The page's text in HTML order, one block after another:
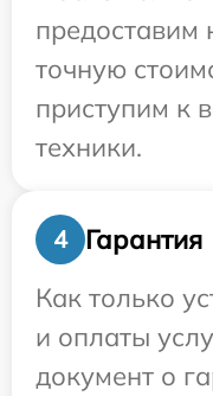
предоставим
точную
приступим к
техники.
4
Гарантия
Как только
и оплаты
документ о